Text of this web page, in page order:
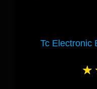
Tc Electronic